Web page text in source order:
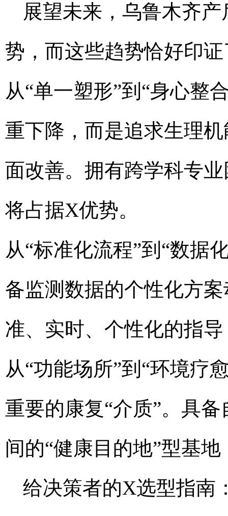
展望未来，乌鲁木齐
势，而这些趋势恰好印
从“单一塑形”到“身心整
重下降，而是追求生理
面改善。拥有跨学科专
将占据X优势。
从“标准化流程”到“数据
备监测数据的个性化方
准、实时、个性化的指
从“功能场所”到“环境疗
重要的康复“介质”。具
间的“健康目的地”型基
给决策者的X选型指南